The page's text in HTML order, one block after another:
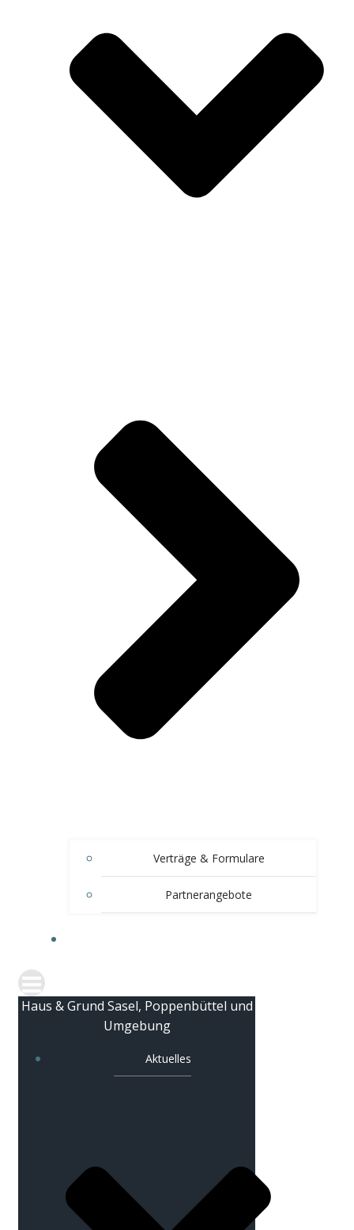
Verträge & Formulare
Partnerangebote
Haus & Grund Sasel, Poppenbüttel und
Umgebung
Aktuelles